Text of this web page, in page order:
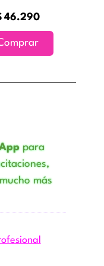
46.290
para
más